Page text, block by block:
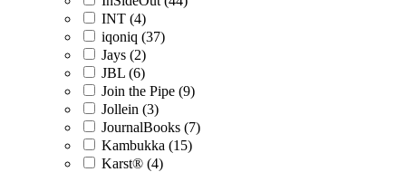
INT (4)
iqoniq (37)
Jays (2)
JBL (6)
Join the Pipe (9)
Jollein (3)
JournalBooks (7)
Kambukka (15)
Karst® (4)